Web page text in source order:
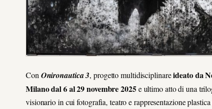
Con Onironautica 3, progetto multidisciplinareideato da
Milano dal 6 al 29 novembre 2025e ultimo atto di una
visionario in cui fotografia, teatro e rappresentazione